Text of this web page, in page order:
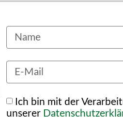
Ich bin mit der
unserer